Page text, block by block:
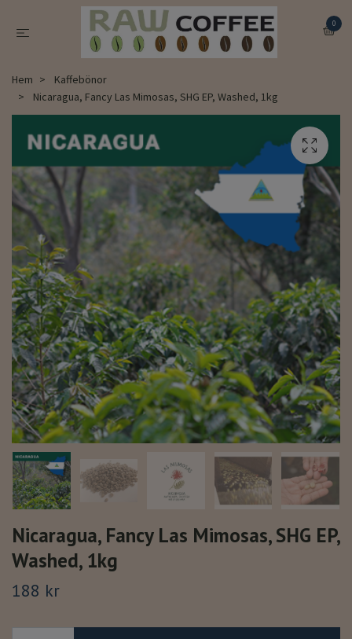
0
Hem
Kaffebönor
Nicaragua, Fancy Las Mimosas, SHG EP, Washed, 1kg
Nicaragua, Fancy Las Mimosas, SHG EP,
Washed, 1kg
188 kr